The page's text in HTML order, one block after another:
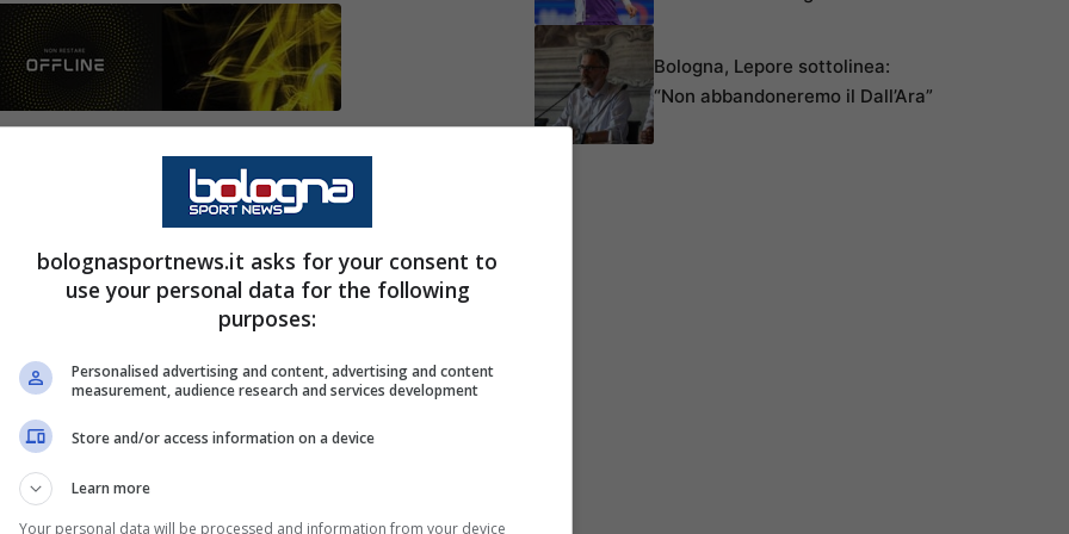
di Cristian Chivu ed in tal senso nel
per consentire al tecnico rumeno di
un calciatore che potrebbe esaltarsi con la
rispetto a quanto fatto prima daSimone
infatti che l’
è una opzione a dir poco concreta. E non a
per trovare un calciatore che sappia dare
Bologna, Lepore sottolinea:
“Non abbandoneremo il Dall’Ara”
bolognasportnews.it asks for your consent to
use your personal data for the following
purposes:
Personalised advertising and content, advertising and content
measurement, audience research and services development
Store and/or access information on a device
Learn more
Your personal data will be processed and information from your device